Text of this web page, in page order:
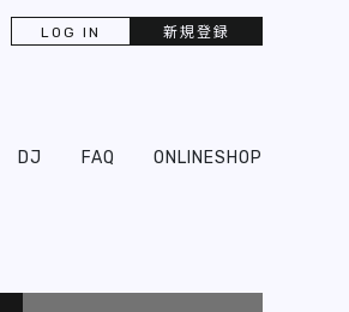
LOG IN 新規登録
DJ FAQ ONLINESHOP